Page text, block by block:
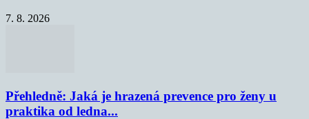
7. 8. 2026
Přehledně: Jaká je hrazená prevence pro ženy u
praktika od ledna...